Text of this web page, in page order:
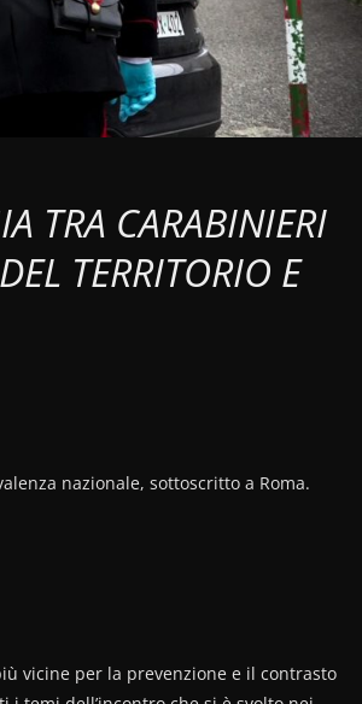
TRA CARABINIERI
TERRITORIO E
nazionale, sottoscritto a Roma.
vicine per la prevenzione e il contrasto